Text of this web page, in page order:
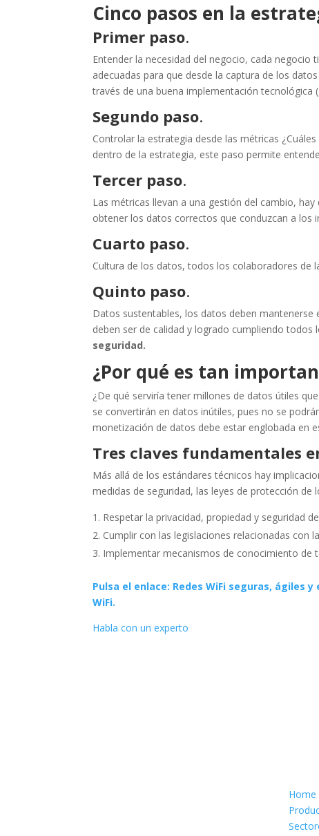
Cinco pasos en la
Primer paso.
Entender la necesidad del negocio, cada
adecuadas para que desde la captura de los
través de una buena implementación tecnológica
Segundo paso.
Controlar la estrategia desde las métricas
dentro de la estrategia, este paso permite
Tercer paso.
Las métricas llevan a una gestión del cambio,
obtener los datos correctos que conduzcan a los
Cuarto paso.
Cultura de los datos, todos los colaboradores de
Quinto paso.
Datos sustentables, los datos deben
deben ser de calidad y logrado cumpliendo todos
seguridad.
¿Por qué es tan
¿De qué serviría tener millones de datos útiles
se convertirán en datos inútiles, pues no se
monetización de datos debe estar englobada en
Tres claves fundamentales
Más allá de los estándares técnicos hay
medidas de seguridad, las leyes de protección
Respetar la privacidad, propiedad y seguridad
Cumplir con las legislaciones relacionadas con
Implementar mecanismos de conocimiento de
Pulsa el enlace: Redes WiFi seguras,
WiFi.
Habla con un experto
Home